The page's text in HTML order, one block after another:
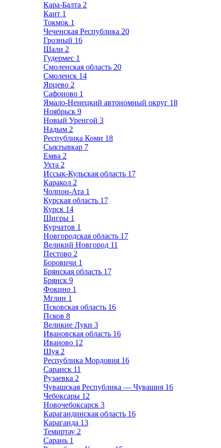
Кара-Балта 2
Кант 1
Токмок 1
Чеченская Республика 20
Грозный 16
Шали 2
Гудермес 1
Смоленская область 20
Смоленск 14
Ярцево 2
Сафоново 1
Ямало-Ненецкий автономный округ 18
Ноябрьск 9
Новый Уренгой 3
Надым 2
Республика Коми 18
Сыктывкар 7
Емва 2
Ухта 2
Иссык-Кульская область 17
Каракол 2
Чолпон-Ата 1
Курская область 17
Курск 14
Щигры 1
Курчатов 1
Новгородская область 17
Великий Новгород 11
Пестово 2
Боровичи 1
Брянская область 17
Брянск 9
Фокино 1
Мглин 1
Псковская область 16
Псков 8
Великие Луки 3
Ивановская область 16
Иваново 12
Шуя 2
Республика Мордовия 16
Саранск 11
Рузаевка 2
Чувашская Республика — Чувашия 16
Чебоксары 12
Новочебоксарск 3
Карагандинская область 16
Караганда 13
Темиртау 2
Сарань 1